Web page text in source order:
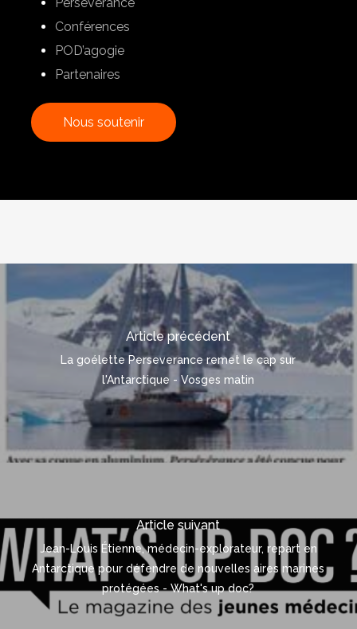
Conférences
POD’agogie
Partenaires
Nous soutenir
Article précédent
La goélette Perseverance remet le cap sur
l'Antarctique - Vosges matin
Article suivant
Jean-Louis Étienne, médecin-explorateur, repart en
Antarctique pour défendre de nouvelles aires marines
protégées - What's up doc?